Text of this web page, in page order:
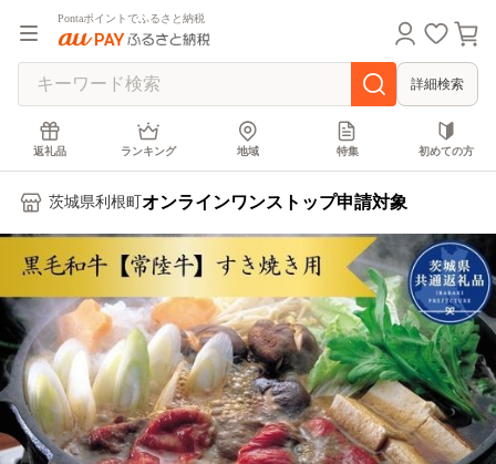
Pontaポイントでふるさと納税
詳細検索
返礼品 ランキング 地域 特集 初めての方
茨城県利根町 オンラインワンストップ申請対象